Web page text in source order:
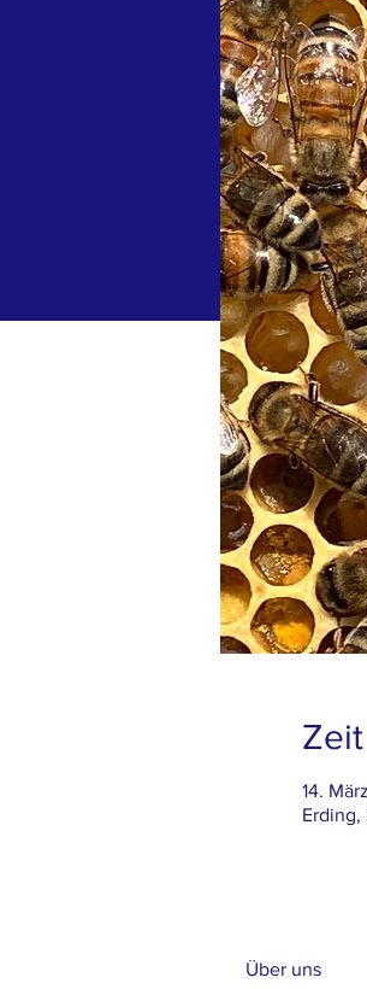
14.
Erding,
Über uns